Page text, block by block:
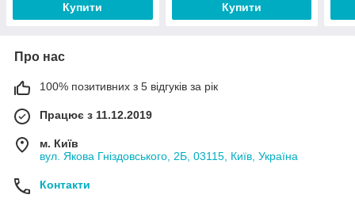
Купити Купити
Про нас
100% позитивних з 5 відгуків за рік
Працює з 11.12.2019
м. Київ
вул. Якова Гніздовського, 2Б, 03115, Київ, Україна
Контакти